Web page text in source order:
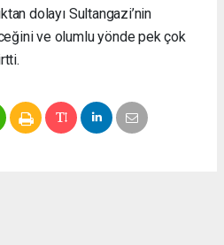
dolayı Sultangazi’nin
ve olumlu yönde pek çok